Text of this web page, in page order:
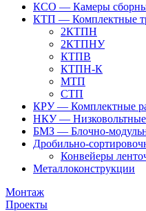
КСО — Камеры
КТП — Комплектные
2КТПН
2КТПНУ
КТПВ
КТПН-К
МТП
СТП
КРУ — Комплектные
НКУ — Низковольтные
БМЗ — Блочно-
Дробильно-
Конвейеры
Металлоконструкции
Монтаж
Проекты